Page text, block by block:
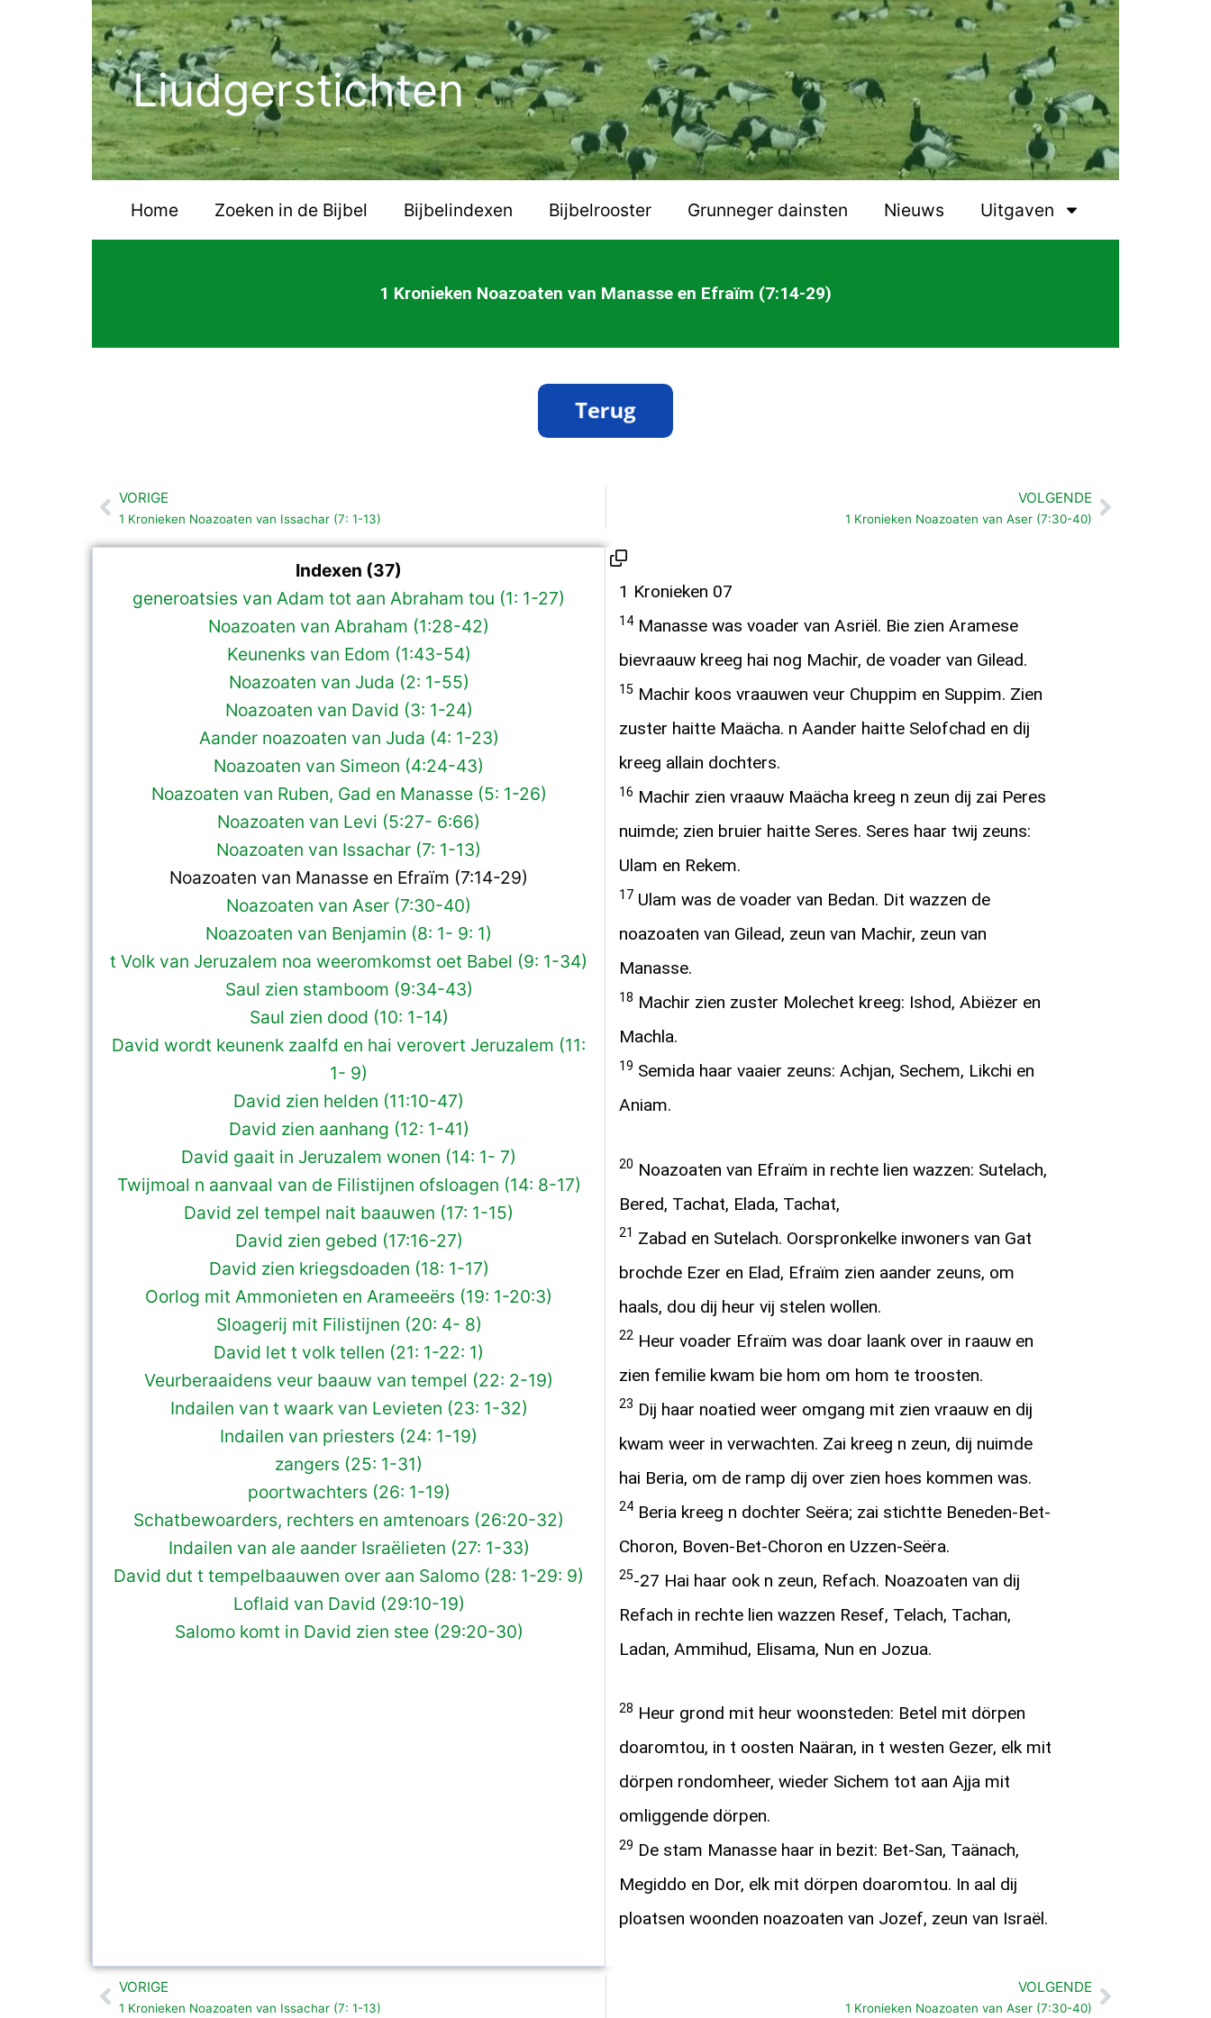
Liudgerstichten
Home Zoeken in de Bijbel Bijbelindexen Bijbelrooster Grunneger dainsten Nieuws Uitgaven
1 Kronieken Noazoaten van Manasse en Efraïm (7:14-29)
Vorige
VORIGE
1 Kronieken Noazoaten van Issachar (7: 1-13)
VOLGENDE
1 Kronieken Noazoaten van Aser (7:30-40)Volgende
Indexen (37)
generoatsies van Adam tot aan Abraham tou (1: 1-27)
Noazoaten van Abraham (1:28-42)
Keunenks van Edom (1:43-54)
Noazoaten van Juda (2: 1-55)
Noazoaten van David (3: 1-24)
Aander noazoaten van Juda (4: 1-23)
Noazoaten van Simeon (4:24-43)
Noazoaten van Ruben, Gad en Manasse (5: 1-26)
Noazoaten van Levi (5:27- 6:66)
Noazoaten van Issachar (7: 1-13)
Noazoaten van Manasse en Efraïm (7:14-29)
Noazoaten van Aser (7:30-40)
Noazoaten van Benjamin (8: 1- 9: 1)
t Volk van Jeruzalem noa weeromkomst oet Babel (9: 1-34)
Saul zien stamboom (9:34-43)
Saul zien dood (10: 1-14)
David wordt keunenk zaalfd en hai verovert Jeruzalem (11:
1- 9)
David zien helden (11:10-47)
David zien aanhang (12: 1-41)
David gaait in Jeruzalem wonen (14: 1- 7)
Twijmoal n aanvaal van de Filistijnen ofsloagen (14: 8-17)
David zel tempel nait baauwen (17: 1-15)
David zien gebed (17:16-27)
David zien kriegsdoaden (18: 1-17)
Oorlog mit Ammonieten en Arameeërs (19: 1-20:3)
Sloagerij mit Filistijnen (20: 4- 8)
David let t volk tellen (21: 1-22: 1)
Veurberaaidens veur baauw van tempel (22: 2-19)
Indailen van t waark van Levieten (23: 1-32)
Indailen van priesters (24: 1-19)
zangers (25: 1-31)
poortwachters (26: 1-19)
Schatbewoarders, rechters en amtenoars (26:20-32)
Indailen van ale aander Israëlieten (27: 1-33)
David dut t tempelbaauwen over aan Salomo (28: 1-29: 9)
Loflaid van David (29:10-19)
Salomo komt in David zien stee (29:20-30)
1 Kronieken 07
14 Manasse was voader van Asriël. Bie zien Aramese
bievraauw kreeg hai nog Machir, de voader van Gilead.
15 Machir koos vraauwen veur Chuppim en Suppim. Zien
zuster haitte Maächa. n Aander haitte Selofchad en dij
kreeg allain dochters.
16 Machir zien vraauw Maächa kreeg n zeun dij zai Peres
nuimde; zien bruier haitte Seres. Seres haar twij zeuns:
Ulam en Rekem.
17 Ulam was de voader van Bedan. Dit wazzen de
noazoaten van Gilead, zeun van Machir, zeun van
Manasse.
18 Machir zien zuster Molechet kreeg: Ishod, Abiëzer en
Machla.
19 Semida haar vaaier zeuns: Achjan, Sechem, Likchi en
Aniam.
20 Noazoaten van Efraïm in rechte lien wazzen: Sutelach,
Bered, Tachat, Elada, Tachat,
21 Zabad en Sutelach. Oorspronkelke inwoners van Gat
brochde Ezer en Elad, Efraïm zien aander zeuns, om
haals, dou dij heur vij stelen wollen.
22 Heur voader Efraïm was doar laank over in raauw en
zien femilie kwam bie hom om hom te troosten.
23 Dij haar noatied weer omgang mit zien vraauw en dij
kwam weer in verwachten. Zai kreeg n zeun, dij nuimde
hai Beria, om de ramp dij over zien hoes kommen was.
24 Beria kreeg n dochter Seëra; zai stichtte Beneden-Bet-
Choron, Boven-Bet-Choron en Uzzen-Seëra.
25-27 Hai haar ook n zeun, Refach. Noazoaten van dij
Refach in rechte lien wazzen Resef, Telach, Tachan,
Ladan, Ammihud, Elisama, Nun en Jozua.
28 Heur grond mit heur woonsteden: Betel mit dörpen
doaromtou, in t oosten Naäran, in t westen Gezer, elk mit
dörpen rondomheer, wieder Sichem tot aan Ajja mit
omliggende dörpen.
29 De stam Manasse haar in bezit: Bet-San, Taänach,
Megiddo en Dor, elk mit dörpen doaromtou. In aal dij
ploatsen woonden noazoaten van Jozef, zeun van Israël.
Vorige
VORIGE
1 Kronieken Noazoaten van Issachar (7: 1-13)
VOLGENDE
1 Kronieken Noazoaten van Aser (7:30-40)Volgende